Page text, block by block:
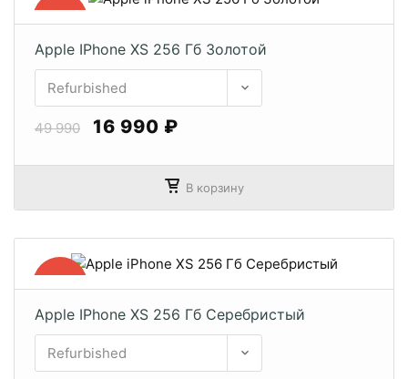
Apple IPhone XS 256 Гб Золотой
49 990 16 990 ₽
В корзину
Apple IPhone XS 256 Гб Серебристый